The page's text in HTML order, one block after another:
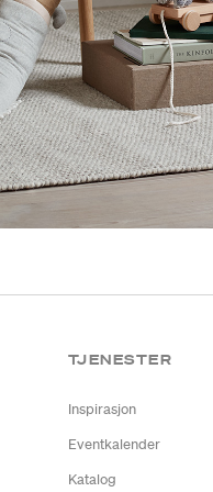
TJENESTER
Inspirasjon
Eventkalender
Katalog